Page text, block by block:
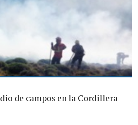
de campos en la Cordillera